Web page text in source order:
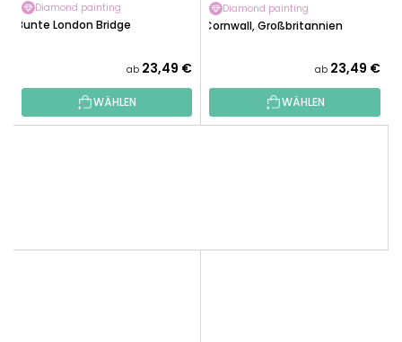
Diamond painting
Bunte London Bridge
ab 23,49 €
WÄHLEN
Diamond painting
Cornwall, Großbritannien
ab 23,49 €
WÄHLEN